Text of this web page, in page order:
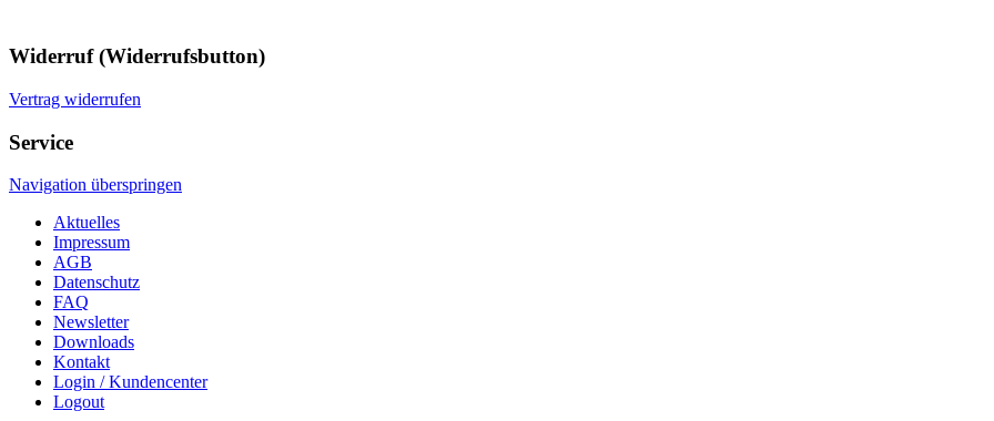
Widerruf (Widerrufsbutton)
Vertrag widerrufen
Service
Navigation überspringen
Aktuelles
Impressum
AGB
Datenschutz
FAQ
Newsletter
Downloads
Kontakt
Login / Kundencenter
Logout